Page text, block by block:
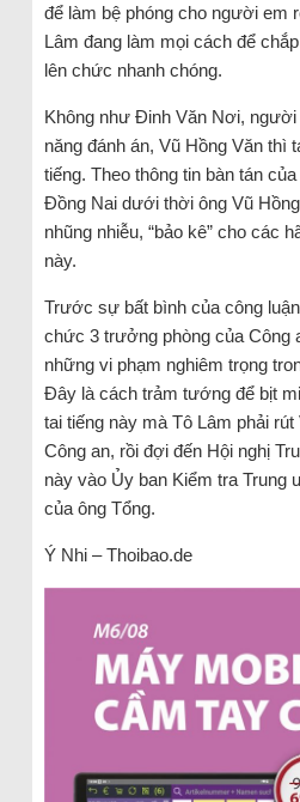
để làm bệ phóng cho người em
Lâm đang làm mọi cách để
lên chức nhanh chóng.
Không như Đinh Văn Nơi,
năng đánh án, Vũ Hồng Văn thì
tiếng. Theo thông tin bàn tán
Đồng Nai dưới thời ông Vũ
nhũng nhiễu, “bảo kê” cho các
này.
Trước sự bất bình của công
chức 3 trưởng phòng của Công
những vi phạm nghiêm trọng
Đây là cách trảm tướng để bịt
tai tiếng này mà Tô Lâm phải
Công an, rồi đợi đến Hội nghị
này vào Ủy ban Kiểm tra
của ông Tổng.
Ý Nhi – Thoibao.de